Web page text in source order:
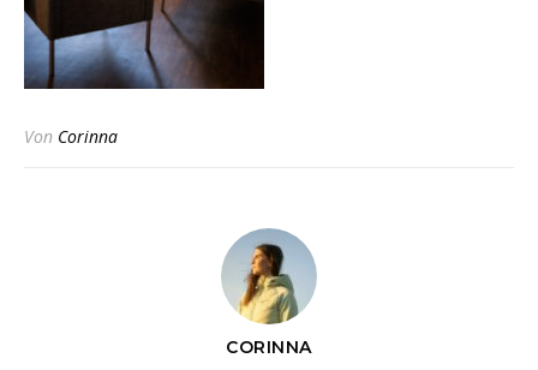
Von Corinna
CORINNA